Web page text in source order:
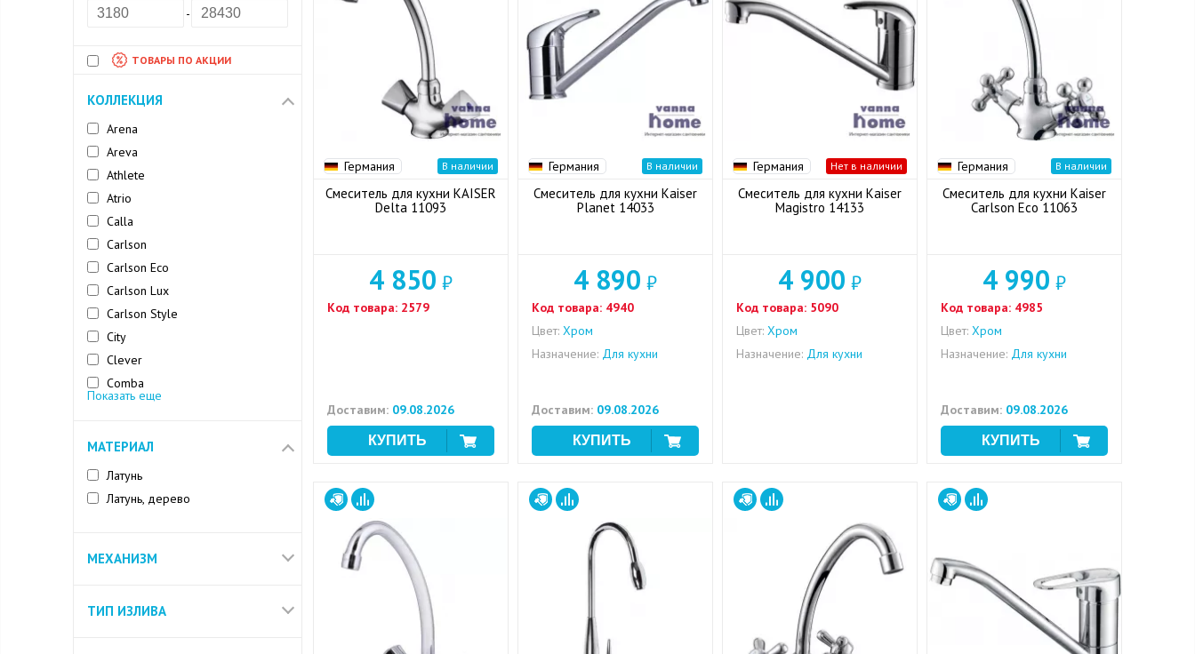
-
ТОВАРЫ ПО АКЦИИ
КОЛЛЕКЦИЯ
Arena
Areva
Athlete
Atrio
Calla
Carlson
Carlson Eco
Carlson Lux
Carlson Style
City
Clever
Comba
Eco
Показать еще
МАТЕРИАЛ
Латунь
Латунь, дерево
МЕХАНИЗМ
ТИП ИЗЛИВА
Германия В наличии
Смеситель для кухни KAISER
Delta 11093
4 850 ₽
Код товара: 2579
Доставим: 09.08.2026
Германия В наличии
Смеситель для кухни Kaiser
Planet 14033
4 890 ₽
Код товара: 4940
Цвет: Хром
Назначение: Для кухни
Доставим: 09.08.2026
Германия Нет в наличии
Смеситель для кухни Kaiser
Magistro 14133
4 900 ₽
Код товара: 5090
Цвет: Хром
Назначение: Для кухни
Германия В наличии
Смеситель для кухни Kaiser
Carlson Eco 11063
4 990 ₽
Код товара: 4985
Цвет: Хром
Назначение: Для кухни
Доставим: 09.08.2026